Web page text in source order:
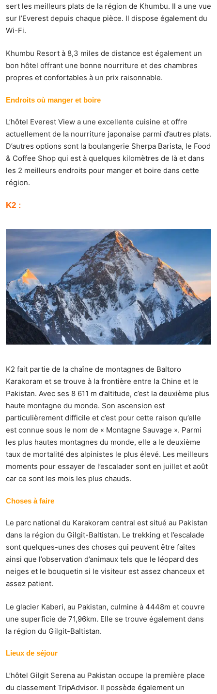
sert les meilleurs plats de la région de Khumbu. Il a une vue
sur l’Everest depuis chaque pièce. Il dispose également du
Wi-Fi.
Khumbu Resort à 8,3 miles de distance est également un
bon hôtel offrant une bonne nourriture et des chambres
propres et confortables à un prix raisonnable.
Endroits où manger et boire
L’hôtel Everest View a une excellente cuisine et offre
actuellement de la nourriture japonaise parmi d’autres plats.
D’autres options sont la boulangerie Sherpa Barista, le Food
& Coffee Shop qui est à quelques kilomètres de là et dans
les 2 meilleurs endroits pour manger et boire dans cette
région.
K2 :
K2 fait partie de la chaîne de montagnes de Baltoro
Karakoram et se trouve à la frontière entre la Chine et le
Pakistan. Avec ses 8 611 m d’altitude, c’est la deuxième plus
haute montagne du monde. Son ascension est
particulièrement difficile et c’est pour cette raison qu’elle
est connue sous le nom de « Montagne Sauvage ». Parmi
les plus hautes montagnes du monde, elle a le deuxième
taux de mortalité des alpinistes le plus élevé. Les meilleurs
moments pour essayer de l’escalader sont en juillet et août
car ce sont les mois les plus chauds.
Choses à faire
Le parc national du Karakoram central est situé au Pakistan
dans la région du Gilgit-Baltistan. Le trekking et l’escalade
sont quelques-unes des choses qui peuvent être faites
ainsi que l’observation d’animaux tels que le léopard des
neiges et le bouquetin si le visiteur est assez chanceux et
assez patient.
Le glacier Kaberi, au Pakistan, culmine à 4448m et couvre
une superficie de 71,96km. Elle se trouve également dans
la région du Gilgit-Baltistan.
Lieux de séjour
L’hôtel Gilgit Serena au Pakistan occupe la première place
du classement TripAdvisor. Il possède également un